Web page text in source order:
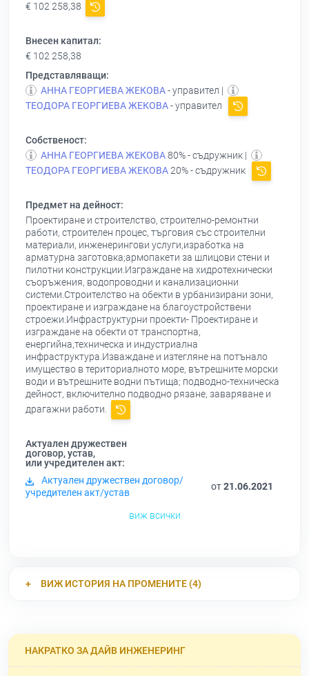
€ 102 258,38
Внесен капитал:
€ 102 258,38
Представляващи:
АННА ГЕОРГИЕВА ЖЕКОВА- управител |
ТЕОДОРА ГЕОРГИЕВА ЖЕКОВА- управител
Собственост:
АННА ГЕОРГИЕВА ЖЕКОВА80% - съдружник |
ТЕОДОРА ГЕОРГИЕВА ЖЕКОВА20% - съдружник
Предмет на дейност:
Проектиране и строителство, строително-ремонтни
работи, строителен процес, търговия със строителни
материали, инженерингови услуги,изработка на
арматурна заготовка;армопакети за шлицови стени и
пилотни конструкции.Изграждане на хидротехнически
съоръжения, водопроводни и канализационни
системи.Строителство на обекти в урбанизирани зони,
проектиране и изграждане на благоустройствени
строежи.Инфраструктурни проекти- Проектиране и
изграждане на обекти от транспортна,
енергийна,техническа и индустриална
инфраструктура.Изваждане и изтегляне на потънало
имущество в териториалното море, вътрешните морски
води и вътрешните водни пътища; подводно-техническа
дейност, включително подводно рязане, заваряване и
драгажни работи.
Актуален дружествен
договор, устав,
или учредителен акт:
Актуален дружествен договор/
учредителен акт/устав
от21.06.2021
виж всички
ВИЖ ИСТОРИЯ НА ПРОМЕНИТЕ (4)
НАКРАТКО ЗА ДАЙВ ИНЖЕНЕРИНГ